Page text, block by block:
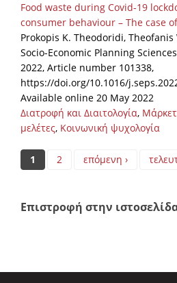
Food waste during Covid-19
consumer behaviour – The case
Prokopis K. Theodoridi, Theofanis
Socio-Economic Planning
2022, Article number 101338,
https://doi.org/10.1016/
Available online 20 May 2022
Διατροφή και Διαιτολογία,
μελέτες, Κοινωνική ψυχολογία
Pages
1 2 επόμενη ›
Επιστροφή στην